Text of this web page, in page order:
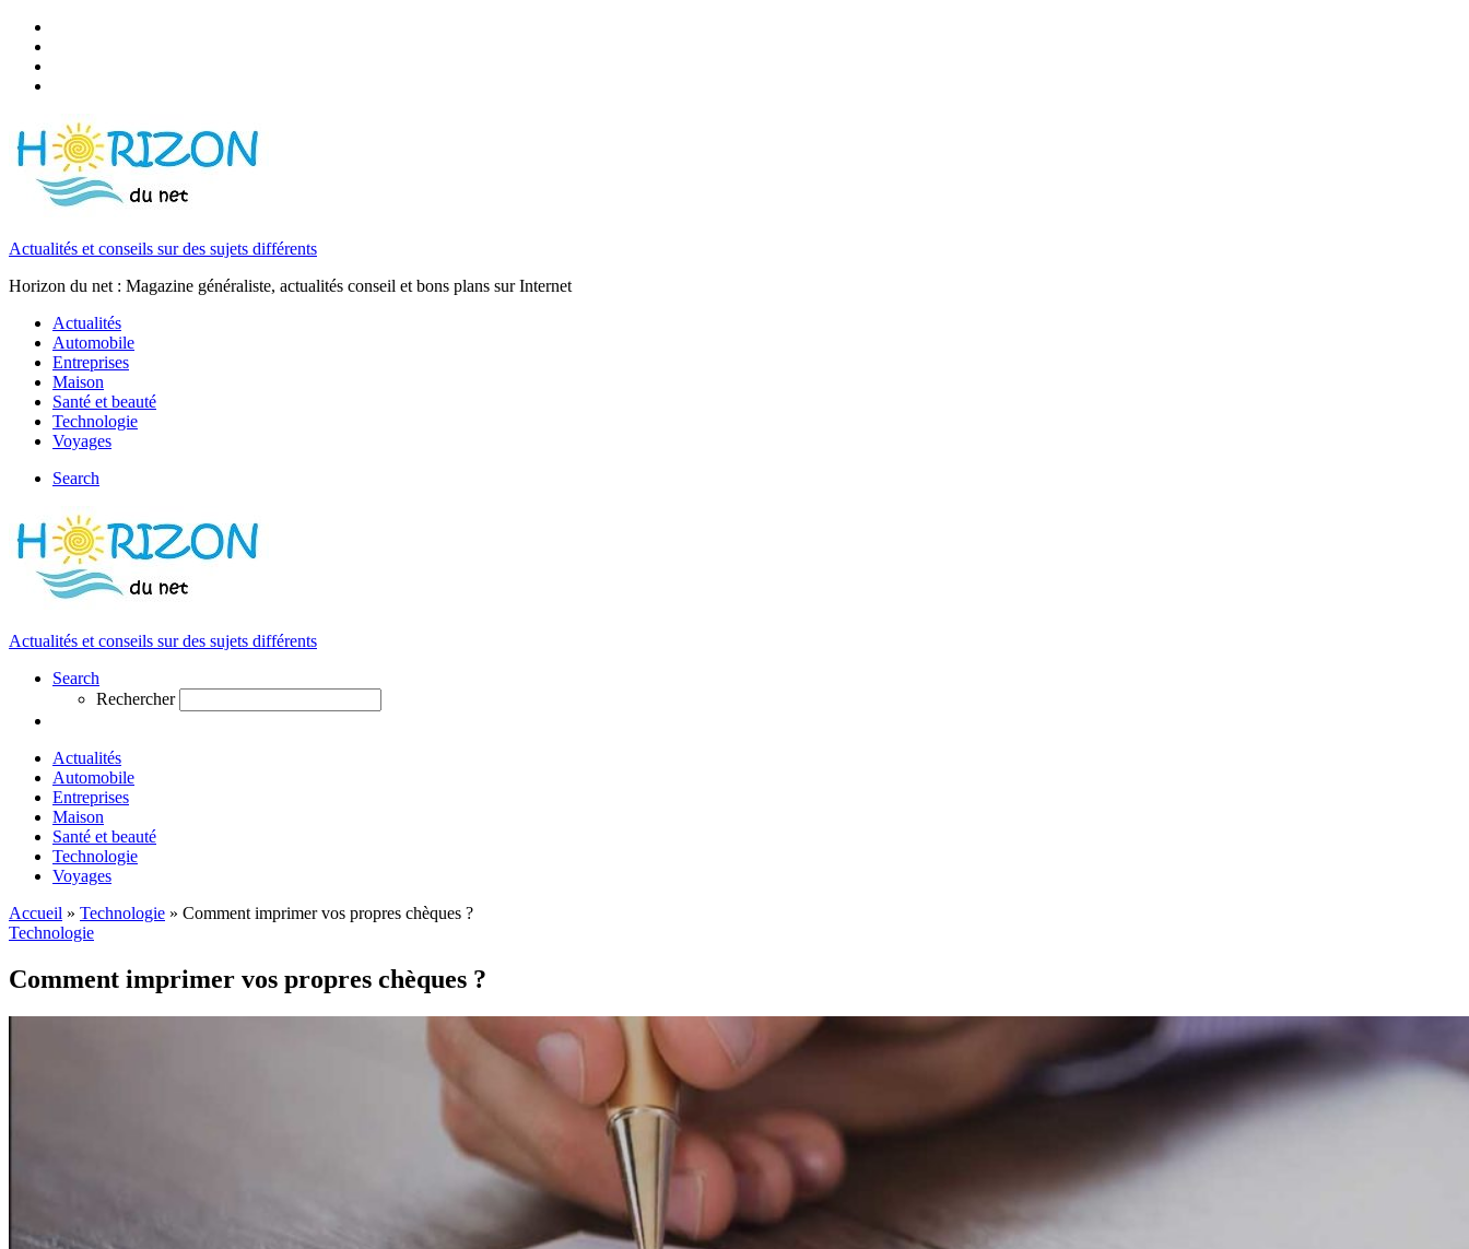
Actualités et conseils sur des sujets différents
Horizon du net : Magazine généraliste, actualités conseil et bons plans sur Internet
Actualités
Automobile
Entreprises
Maison
Santé et beauté
Technologie
Voyages
Search
Actualités et conseils sur des sujets différents
Search
Rechercher
Actualités
Automobile
Entreprises
Maison
Santé et beauté
Technologie
Voyages
Accueil » Technologie » Comment imprimer vos propres chèques ?
Technologie
Comment imprimer vos propres chèques ?